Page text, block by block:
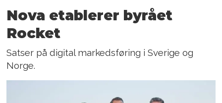
Nova etablerer byrået
Rocket
Satser på digital markedsføring i Sverige og
Norge.